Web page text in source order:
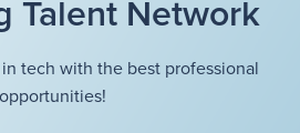
Talent Network
tech with the best professional
opportunities!